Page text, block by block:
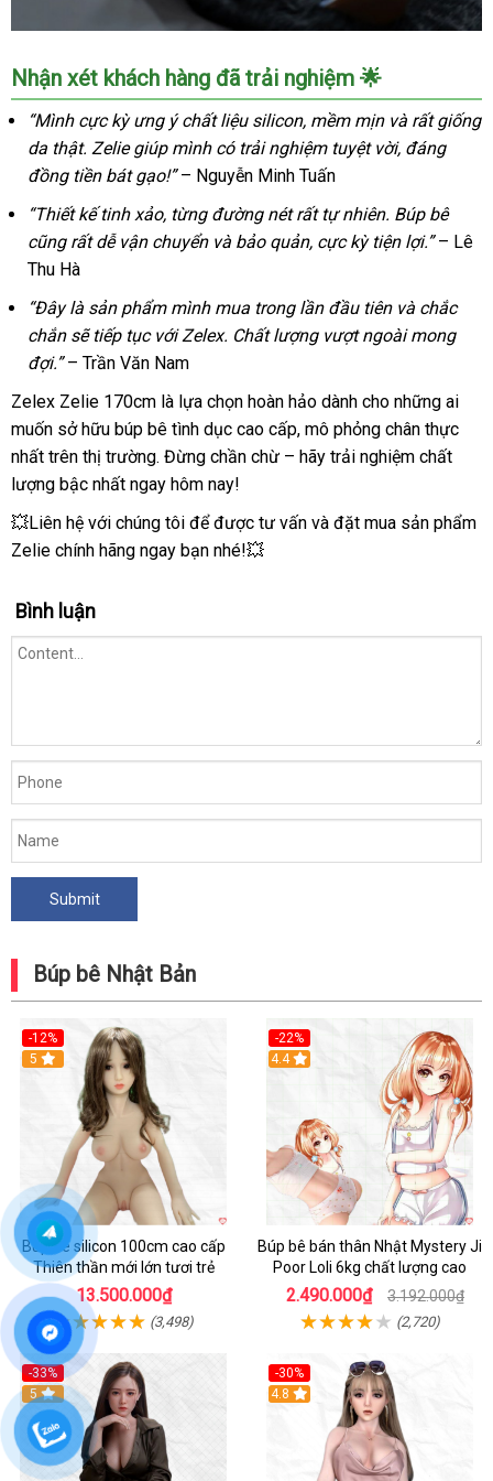
Búp
bê
tình
dục
Zelex
Nhật
Bản
170cm
siêu
thật,
nhập
khẩu
cao
cấp
Nhận xét khách hàng đã trải nghiệm 🌟
“Mình cực kỳ ưng ý chất liệu silicon, mềm mịn và rất giống
da thật. Zelie giúp mình có trải nghiệm tuyệt vời, đáng
đồng tiền bát gạo!”– Nguyễn Minh Tuấn
“Thiết kế tinh xảo, từng đường nét rất tự nhiên. Búp bê
cũng rất dễ vận chuyển và bảo quản, cực kỳ tiện lợi.”– Lê
Thu Hà
“Đây là sản phẩm mình mua trong lần đầu tiên và chắc
chắn sẽ tiếp tục với Zelex. Chất lượng vượt ngoài mong
đợi.”– Trần Văn Nam
Zelex Zelie 170cm là lựa chọn hoàn hảo dành cho những ai
muốn sở hữu búp bê tình dục cao cấp, mô phỏng chân thực
nhất trên thị trường. Đừng chần chừ – hãy trải nghiệm chất
lượng bậc nhất ngay hôm nay!
💥Liên hệ với chúng tôi để được tư vấn và đặt mua sản phẩm
Zelie chính hãng ngay bạn nhé!💥
Bình luận
Búp bê Nhật Bản
-12%
5
Búp bê silicon 100cm cao cấp
Thiên thần mới lớn tươi trẻ
13.500.000₫
(3,498)
-22%
Hot
4.4
Búp bê bán thân Nhật Mystery Ji
Poor Loli 6kg chất lượng cao
2.490.000₫ 3.192.000₫
(2,720)
-33%
5
-30%
4.8